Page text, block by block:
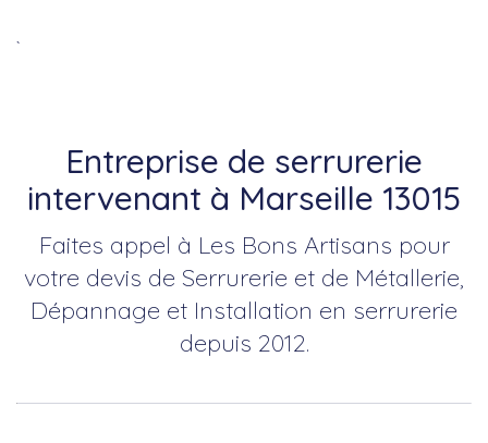
`
Entreprise de serrurerie
intervenant à Marseille 13015
Faites appel à Les Bons Artisans pour
votre devis de Serrurerie et de Métallerie,
Dépannage et Installation en serrurerie
depuis 2012.